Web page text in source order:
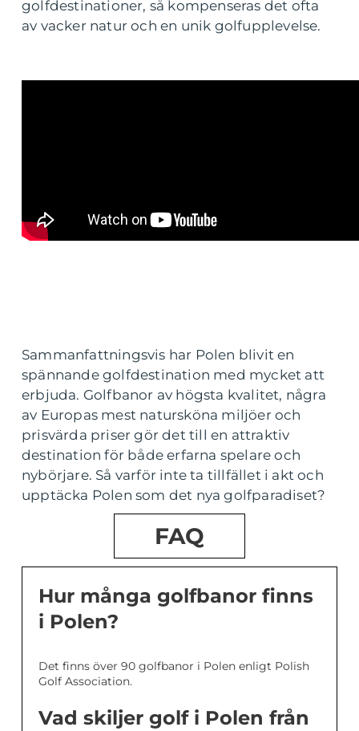
golfdestinationer, så kompenseras det ofta
av vacker natur och en unik golfupplevelse.
Sammanfattningsvis har Polen blivit en
spännande golfdestination med mycket att
erbjuda. Golfbanor av högsta kvalitet, några
av Europas mest natursköna miljöer och
prisvärda priser gör det till en attraktiv
destination för både erfarna spelare och
nybörjare. Så varför inte ta tillfället i akt och
upptäcka Polen som det nya golfparadiset?
FAQ
Hur många golfbanor finns
i Polen?
Det finns över 90 golfbanor i Polen enligt Polish
Golf Association.
Vad skiljer golf i Polen från